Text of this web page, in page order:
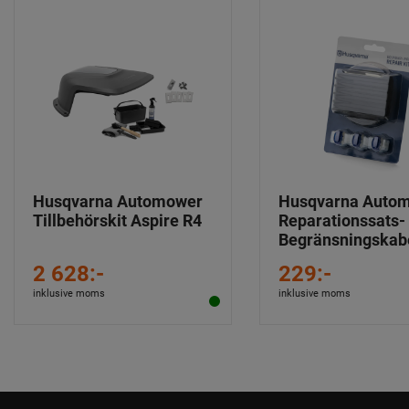
Husqvarna Automower
Tillbehörskit Aspire R4
2 628:-
inklusive moms
Husqvarna
Reparationssats-
229:-
inklusive moms